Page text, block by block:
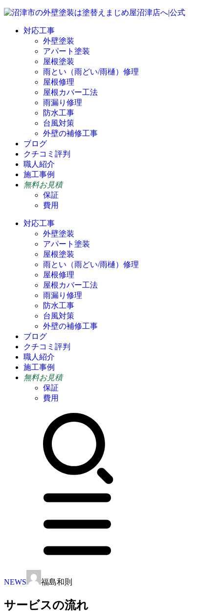
対応工事
外壁塗装
アパート塗装
屋根塗装
雨とい（雨どい/雨樋）修理
屋根修理
屋根カバー工法
雨漏り修理
防水工事
台風対策
外壁の補修工事
ブログ
クチコミ評判
職人紹介
施工事例
無料お見積
保証
費用
対応工事
外壁塗装
アパート塗装
屋根塗装
雨とい（雨どい/雨樋）修理
屋根修理
屋根カバー工法
雨漏り修理
防水工事
台風対策
外壁の補修工事
ブログ
クチコミ評判
職人紹介
施工事例
無料お見積
保証
費用
NEWS 福島和則
サービスの流れ